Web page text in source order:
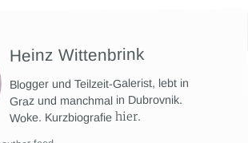
Heinz Wittenbrink
Blogger und Teilzeit-Galerist, lebt in
Graz und manchmal in Dubrovnik.
Woke. Kurzbiografiehier.